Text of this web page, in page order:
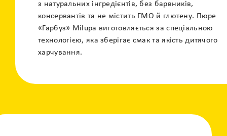
з натуральних інгредієнтів, без барвників,
консервантів та не містить ГМО й глютену. Пюре
«Гарбуз» Milupa виготовляється за спеціальною
технологією, яка зберігає смак та якість дитячого
харчування.